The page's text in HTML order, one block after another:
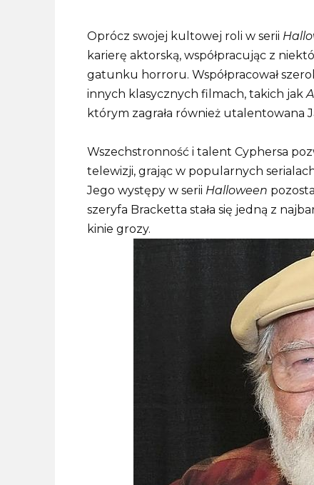
Oprócz swojej kultowej roli w serii
karierę aktorską, współpracując z
gatunku horroru. Współpracował
innych klasycznych filmach, takich jak
którym zagrała również utalentowana
Wszechstronność i talent Cyphersa
telewizji, grając w popularnych
Jego występy w serii Halloween
szeryfa Bracketta stała się jedną z
kinie grozy.